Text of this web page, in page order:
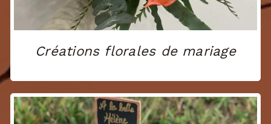
Créations florales de mariage